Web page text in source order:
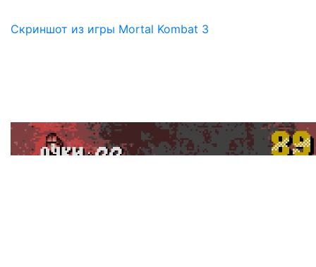
Скриншот из игры Mortal Kombat 3